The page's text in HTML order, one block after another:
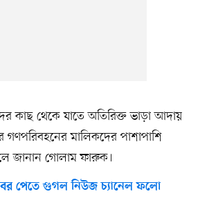
কাছ থেকে যাতে অতিরিক্ত ভাড়া আদায়
গণপরিবহনের মালিকদের পাশাপাশি
জানান গোলাম ফারুক।
পেতে গুগল নিউজ চ্যানেল ফলো